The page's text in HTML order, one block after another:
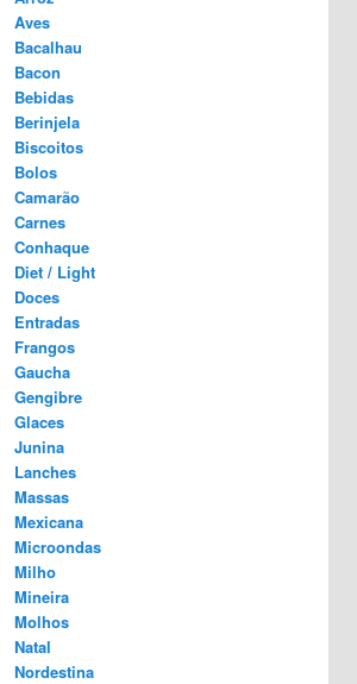
Aves
Bacalhau
Bacon
Bebidas
Berinjela
Biscoitos
Bolos
Camarão
Carnes
Conhaque
Diet / Light
Doces
Entradas
Frangos
Gaucha
Gengibre
Glaces
Junina
Lanches
Massas
Mexicana
Microondas
Milho
Mineira
Molhos
Natal
Nordestina